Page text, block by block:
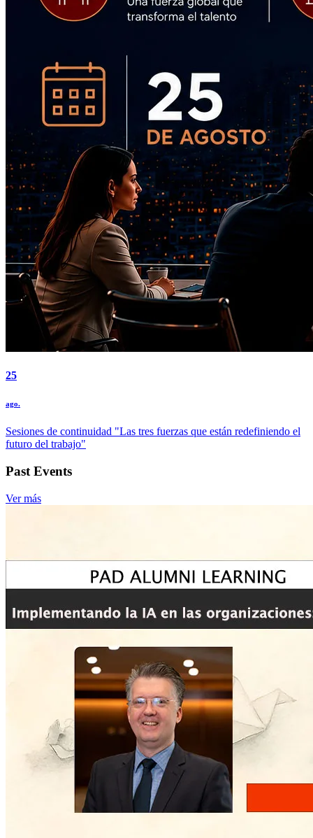
25
ago.
Sesiones de continuidad "Las tres fuerzas que están redefiniendo el
futuro del trabajo"
Past Events
Ver más